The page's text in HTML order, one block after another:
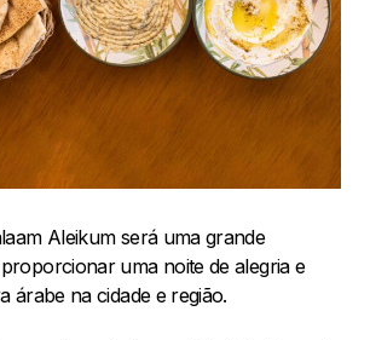
Aleikum será uma grande
uma noite de alegria e
árabe na cidade e região.